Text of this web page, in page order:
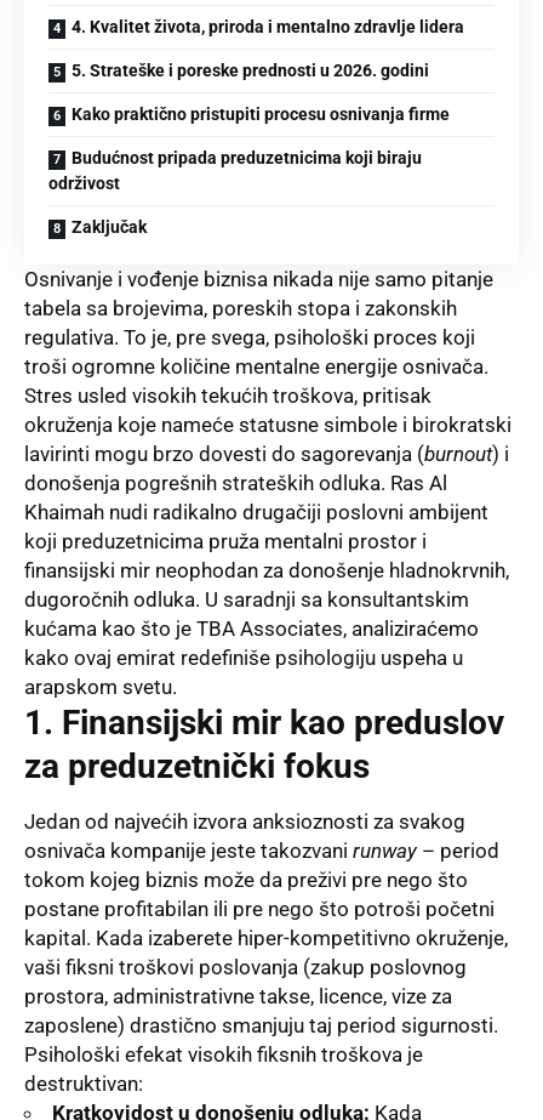
4. Kvalitet života, priroda i mentalno zdravlje lidera
5. Strateške i poreske prednosti u 2026. godini
Kako praktično pristupiti procesu osnivanja firme
Budućnost pripada preduzetnicima koji biraju
održivost
Zaključak
Osnivanje i vođenje biznisa nikada nije samo pitanje
tabela sa brojevima, poreskih stopa i zakonskih
regulativa. To je, pre svega, psihološki proces koji
troši ogromne količine mentalne energije osnivača.
Stres usled visokih tekućih troškova, pritisak
okruženja koje nameće statusne simbole i birokratski
lavirinti mogu brzo dovesti do sagorevanja (burnout) i
donošenja pogrešnih strateških odluka. Ras Al
Khaimah nudi radikalno drugačiji poslovni ambijent
koji preduzetnicima pruža mentalni prostor i
finansijski mir neophodan za donošenje hladnokrvnih,
dugoročnih odluka. U saradnji sa konsultantskim
kućama kao što je TBA Associates, analiziraćemo
kako ovaj emirat redefiniše psihologiju uspeha u
arapskom svetu.
1. Finansijski mir kao preduslov
za preduzetnički fokus
Jedan od najvećih izvora anksioznosti za svakog
osnivača kompanije jeste takozvani runway– period
tokom kojeg biznis može da preživi pre nego što
postane profitabilan ili pre nego što potroši početni
kapital. Kada izaberete hiper-kompetitivno okruženje,
vaši fiksni troškovi poslovanja (zakup poslovnog
prostora, administrativne takse, licence, vize za
zaposlene) drastično smanjuju taj period sigurnosti.
Psihološki efekat visokih fiksnih troškova je
destruktivan:
Kratkovidost u donošenju odluka: Kada